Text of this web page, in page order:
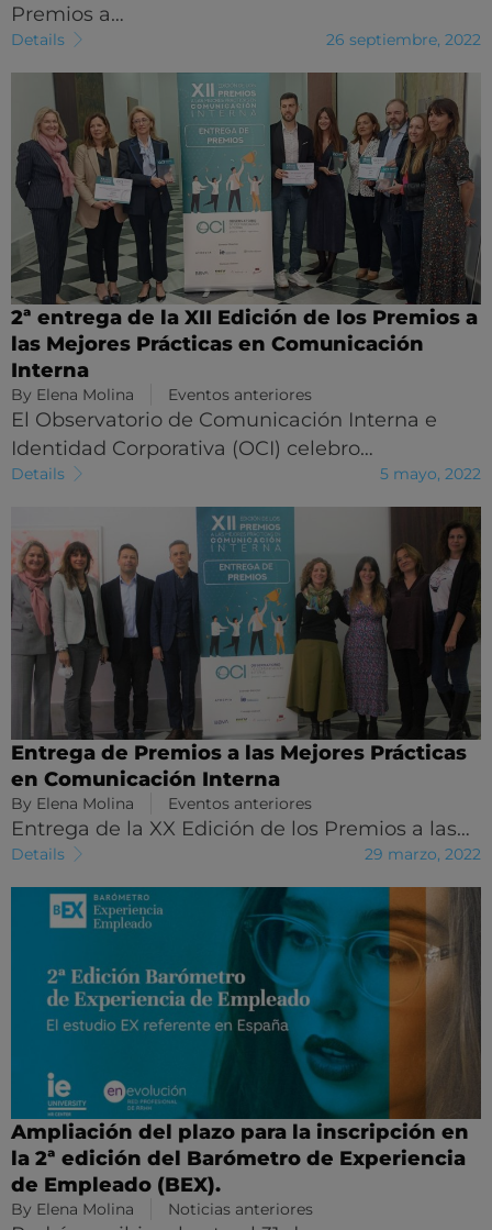
Premios a…
Details 26 septiembre, 2022
2ª entrega de la XII Edición de los Premios a
las Mejores Prácticas en Comunicación
Interna
By Elena Molina Eventos anteriores
El Observatorio de Comunicación Interna e
Identidad Corporativa (OCI) celebro…
Details 5 mayo, 2022
Entrega de Premios a las Mejores Prácticas
en Comunicación Interna
By Elena Molina Eventos anteriores
Entrega de la XX Edición de los Premios a las…
Details 29 marzo, 2022
Ampliación del plazo para la inscripción en
la 2ª edición del Barómetro de Experiencia
de Empleado (BEX).
By Elena Molina Noticias anteriores